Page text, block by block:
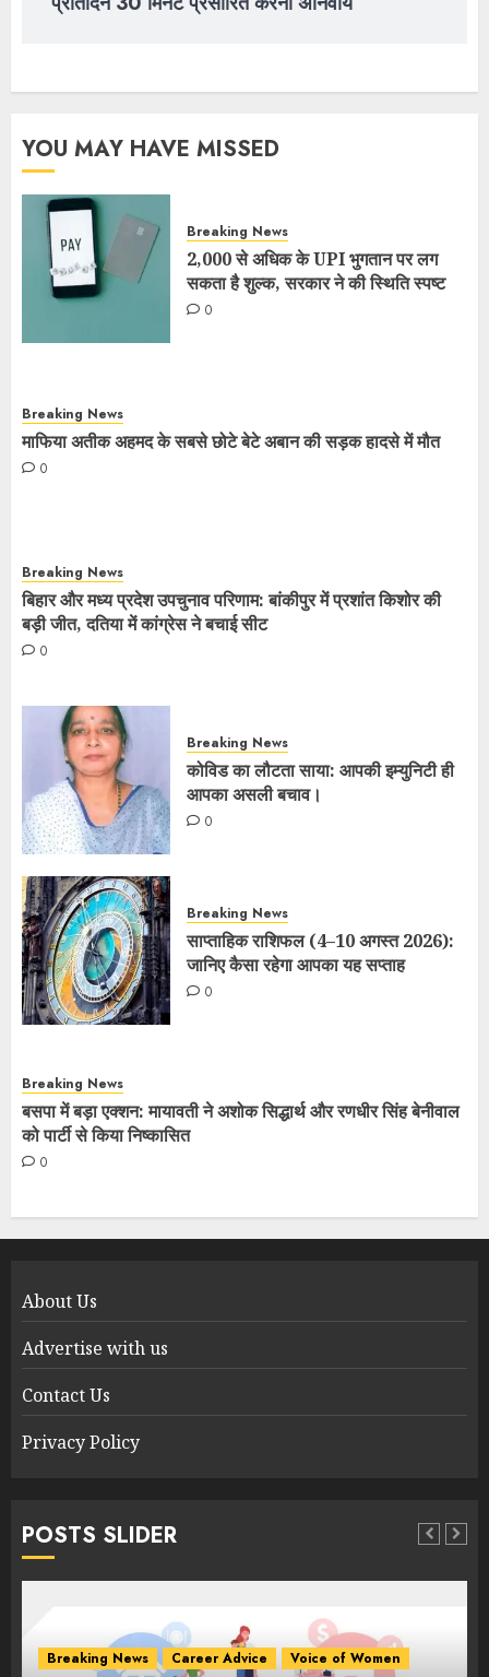
YOU MAY HAVE MISSED
Breaking News
2,000 से अधिक के UPI भुगतान पर लग
सकता है शुल्क, सरकार ने की स्थिति स्पष्ट
0
Breaking News
माफिया अतीक अहमद के सबसे छोटे बेटे अबान की सड़क हादसे में मौत
0
Breaking News
बिहार और मध्य प्रदेश उपचुनाव परिणाम: बांकीपुर में प्रशांत किशोर की
बड़ी जीत, दतिया में कांग्रेस ने बचाई सीट
0
Breaking News
कोविड का लौटता साया: आपकी इम्युनिटी ही
आपका असली बचाव।
0
Breaking News
साप्ताहिक राशिफल (4–10 अगस्त 2026):
जानिए कैसा रहेगा आपका यह सप्ताह
0
Breaking News
बसपा में बड़ा एक्शन: मायावती ने अशोक सिद्धार्थ और रणधीर सिंह बेनीवाल
को पार्टी से किया निष्कासित
0
About Us
Advertise with us
Contact Us
Privacy Policy
POSTS SLIDER
Breaking News Career Advice Voice of Women